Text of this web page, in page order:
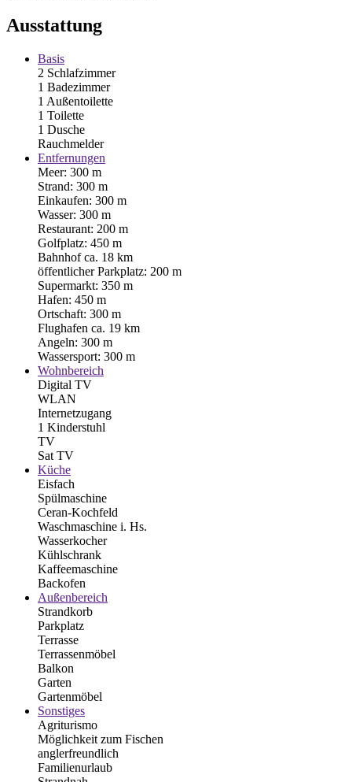
Ausstattung
Basis
2 Schlafzimmer
1 Badezimmer
1 Außentoilette
1 Toilette
1 Dusche
Rauchmelder
Entfernungen
Meer: 300 m
Strand: 300 m
Einkaufen: 300 m
Wasser: 300 m
Restaurant: 200 m
Golfplatz: 450 m
Bahnhof ca. 18 km
öffentlicher Parkplatz: 200 m
Supermarkt: 350 m
Hafen: 450 m
Ortschaft: 300 m
Flughafen ca. 19 km
Angeln: 300 m
Wassersport: 300 m
Wohnbereich
Digital TV
WLAN
Internetzugang
1 Kinderstuhl
TV
Sat TV
Küche
Eisfach
Spülmaschine
Ceran-Kochfeld
Waschmaschine i. Hs.
Wasserkocher
Kühlschrank
Kaffeemaschine
Backofen
Außenbereich
Strandkorb
Parkplatz
Terrasse
Terrassenmöbel
Balkon
Garten
Gartenmöbel
Sonstiges
Agriturismo
Möglichkeit zum Fischen
anglerfreundlich
Familienurlaub